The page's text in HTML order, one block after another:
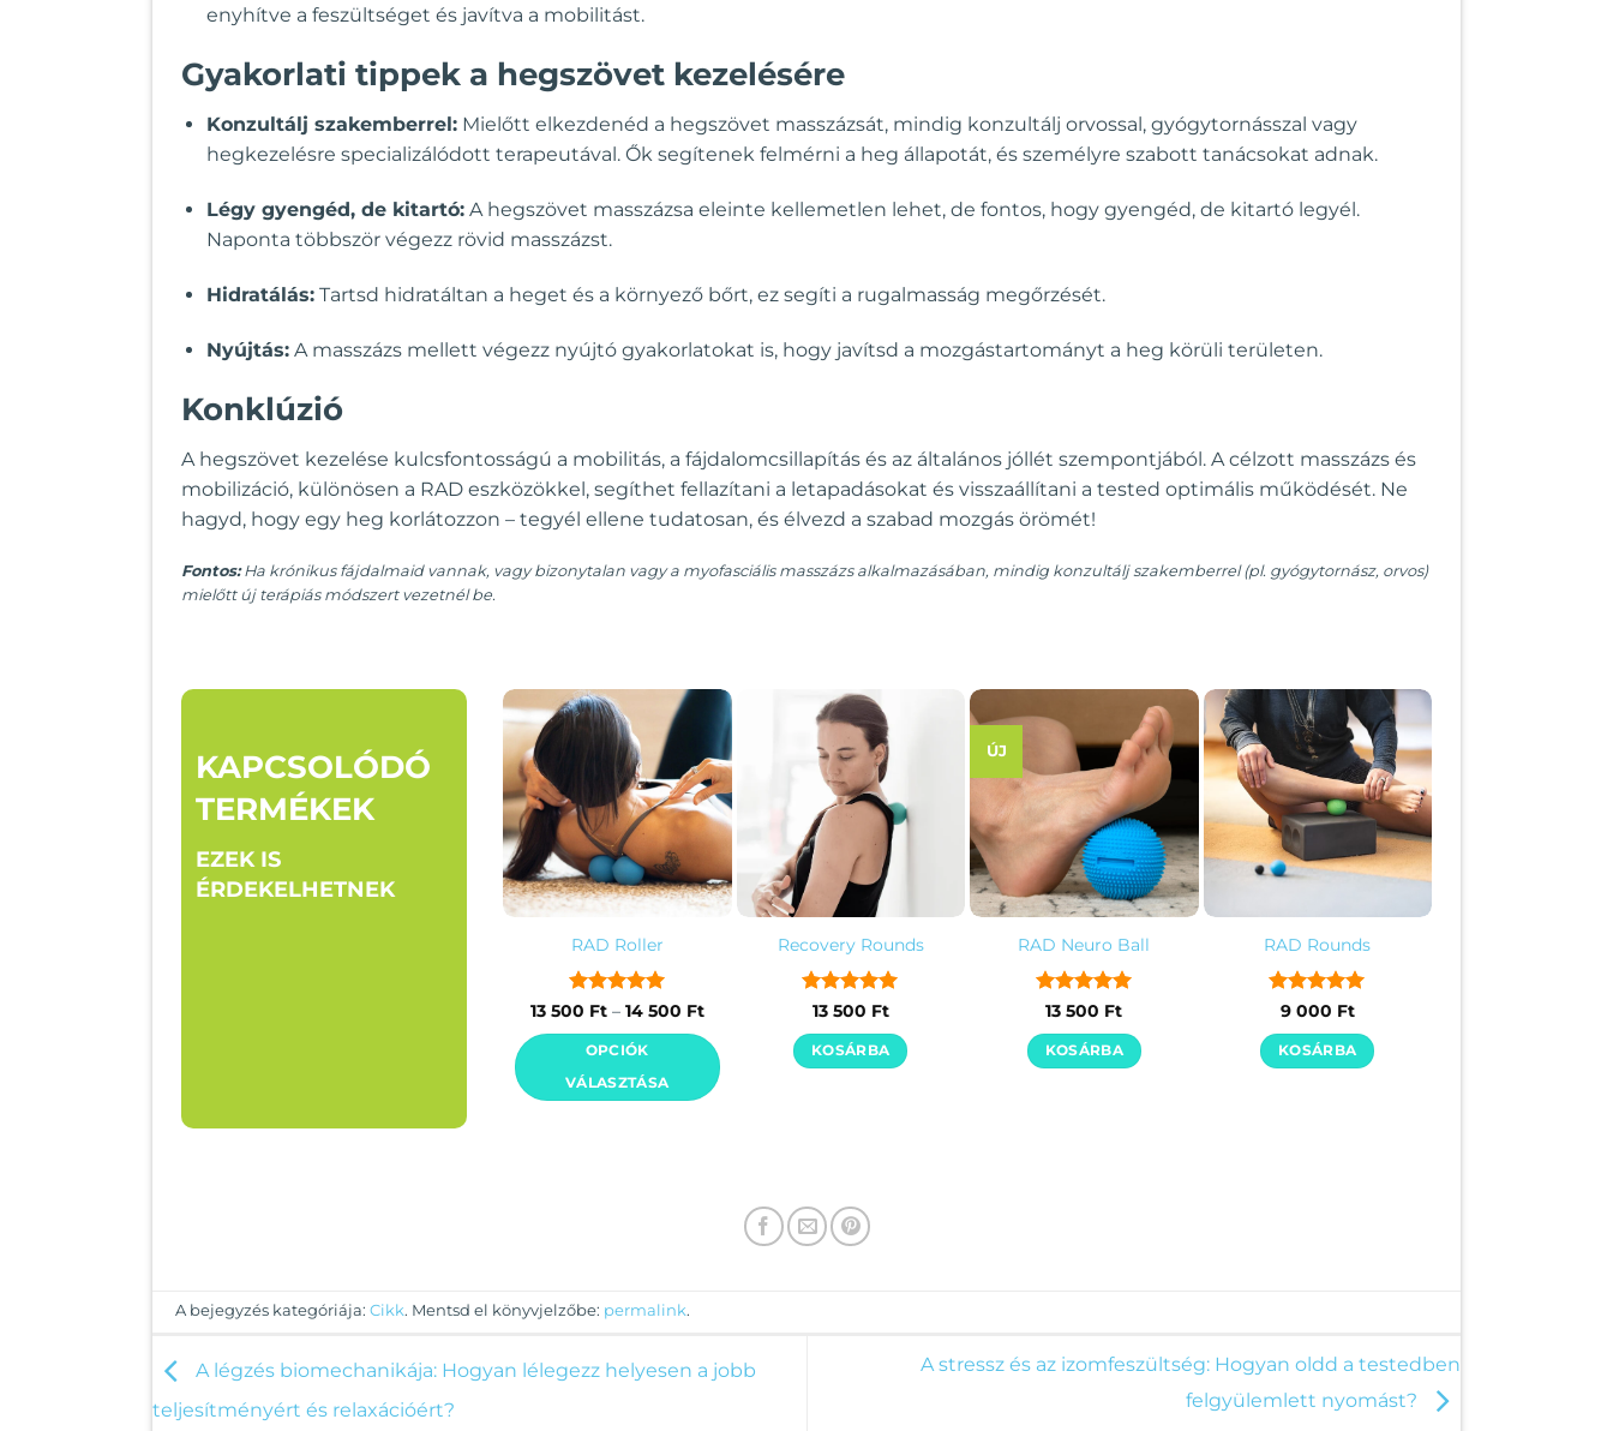
enyhítve a feszültséget és javítva a mobilitást.
Gyakorlati tippek a hegszövet kezelésére
Konzultálj szakemberrel:Mielőtt elkezdenéd a hegszövet masszázsát, mindig konzultálj orvossal, gyógytornásszal vagy
hegkezelésre specializálódott terapeutával. Ők segítenek felmérni a heg állapotát, és személyre szabott tanácsokat adnak.
Légy gyengéd, de kitartó:A hegszövet masszázsa eleinte kellemetlen lehet, de fontos, hogy gyengéd, de kitartó legyél.
Naponta többször végezz rövid masszázst.
Hidratálás:Tartsd hidratáltan a heget és a környező bőrt, ez segíti a rugalmasság megőrzését.
Nyújtás:A masszázs mellett végezz nyújtó gyakorlatokat is, hogy javítsd a mozgástartományt a heg körüli területen.
Konklúzió
A hegszövet kezelése kulcsfontosságú a mobilitás, a fájdalomcsillapítás és az általános jóllét szempontjából. A célzott masszázs és
mobilizáció, különösen a RAD eszközökkel, segíthet fellazítani a letapadásokat és visszaállítani a tested optimális működését. Ne
hagyd, hogy egy heg korlátozzon – tegyél ellene tudatosan, és élvezd a szabad mozgás örömét!
Fontos:Ha krónikus fájdalmaid vannak, vagy bizonytalan vagy a myofasciális masszázs alkalmazásában, mindig konzultálj szakemberrel (pl. gyógytornász, orvos)
mielőtt új terápiás módszert vezetnél be.
KAPCSOLÓDÓ
TERMÉKEK
EZEK IS
ÉRDEKELHETNEK
RAD Roller
Értékelés:5
13 500 Ft – 14 500 FtÁrtartomány:
500 Ft
14
500 Ft
OPCIÓK
VÁLASZTÁSA
változatok
termékoldalon
Recovery Rounds
Értékelés:5
13 500 Ft
KOSÁRBA
ÚJ
RAD Neuro Ball
Értékelés:5
13 500 Ft
KOSÁRBA
RAD Rounds
Értékelés:5
9 000 Ft
KOSÁRBA
A bejegyzés kategóriája:Cikk. Mentsd el könyvjelzőbe: permalink.
A légzés biomechanikája: Hogyan lélegezz helyesen a jobb
teljesítményért és relaxációért?
A stressz és az izomfeszültség: Hogyan oldd a testedben
felgyülemlett nyomást?